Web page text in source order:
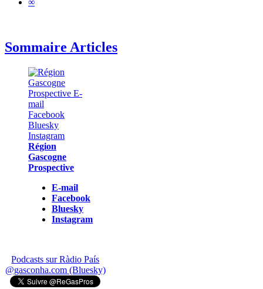
∞
Sommaire Articles
Région
Gascogne
Prospective
E-mail
Facebook
Bluesky
Instagram
Podcasts sur Ràdio País
@gasconha.com (Bluesky)